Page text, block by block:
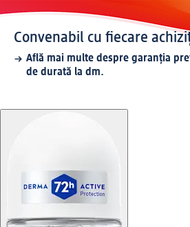
Convenabil cu fiecare
Află mai multe despre garanția
de durată la dm.